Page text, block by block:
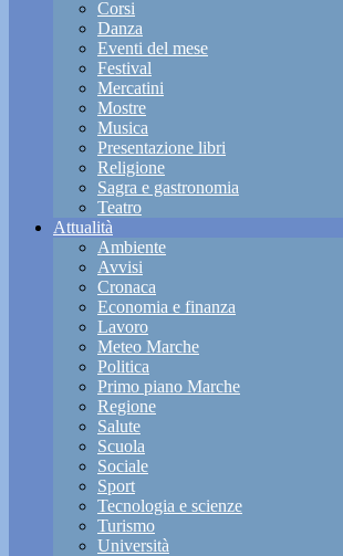
Corsi
Danza
Eventi del mese
Festival
Mercatini
Mostre
Musica
Presentazione libri
Religione
Sagra e gastronomia
Teatro
Attualità
Ambiente
Avvisi
Cronaca
Economia e finanza
Lavoro
Meteo Marche
Politica
Primo piano Marche
Regione
Salute
Scuola
Sociale
Sport
Tecnologia e scienze
Turismo
Università